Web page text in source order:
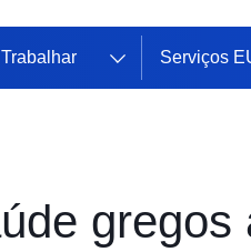
Serviços